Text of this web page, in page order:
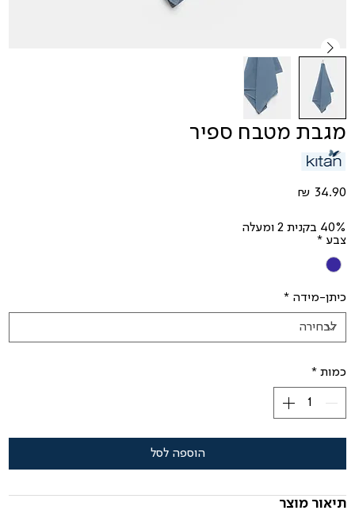
מגבת מטבח ספיר
40% בקנית 2 ומעלה
צבע *
כיתן-מידה *
כמות *
הוספה לסל
תיאור מוצר